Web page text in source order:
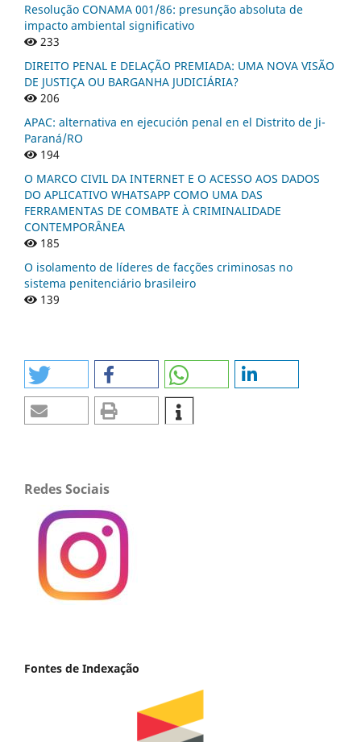
Resolução CONAMA 001/86: presunção absoluta de
impacto ambiental significativo
233
DIREITO PENAL E DELAÇÃO PREMIADA: UMA NOVA VISÃO
DE JUSTIÇA OU BARGANHA JUDICIÁRIA?
206
APAC: alternativa en ejecución penal en el Distrito de Ji-
Paraná/RO
194
O MARCO CIVIL DA INTERNET E O ACESSO AOS DADOS
DO APLICATIVO WHATSAPP COMO UMA DAS
FERRAMENTAS DE COMBATE À CRIMINALIDADE
CONTEMPORÂNEA
185
O isolamento de líderes de facções criminosas no
sistema penitenciário brasileiro
139
Redes Sociais
Fontes de Indexação